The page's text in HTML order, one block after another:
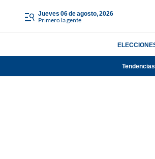
jueves 06 de agosto, 2026
Primero la gente